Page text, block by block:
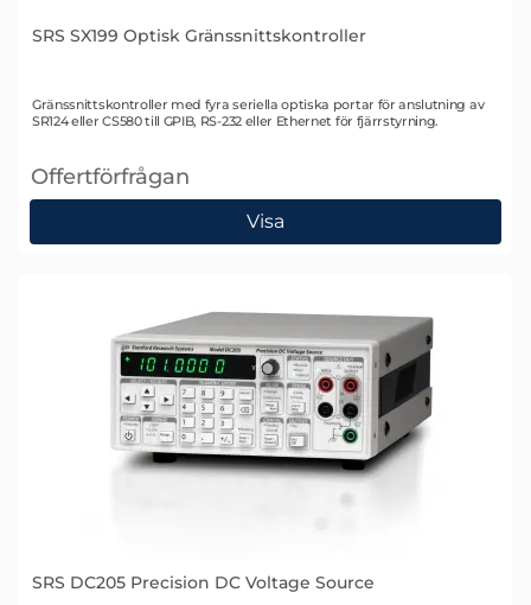
SRS SX199 Optisk Gränssnittskontroller
Art. nr 2450
Gränssnittskontroller med fyra seriella optiska portar för anslutning av
SR124 eller CS580 till GPIB, RS-232 eller Ethernet för fjärrstyrning.
Offertförfrågan
, SRS SX199 Optisk Gränssnittskontroller
Visa
SRS DC205 Precision DC Voltage Source